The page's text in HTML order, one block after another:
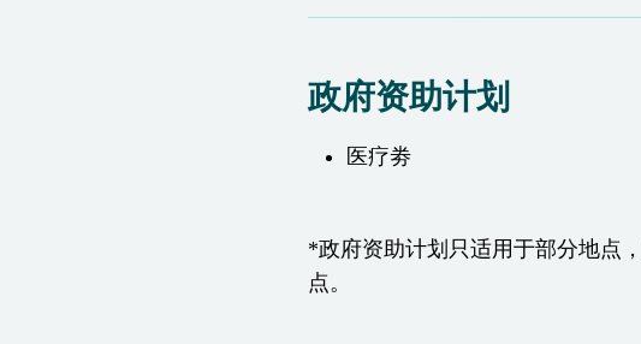
政府资助计划
医疗劵
*政府资助计划只适用于部分地点
点。